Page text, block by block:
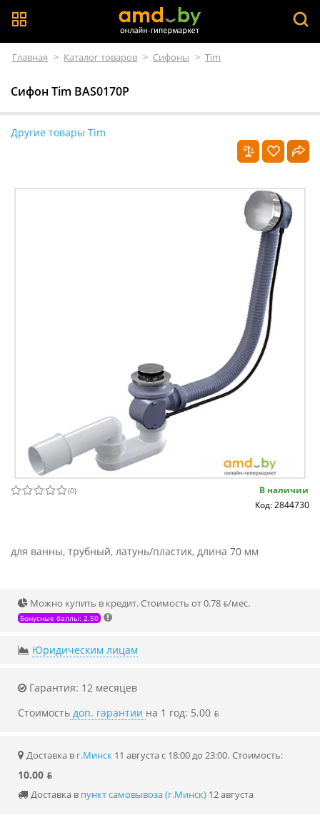
Главная > Каталог товаров > Сифоны > Tim
Сифон Tim BAS0170P
Другие товары Tim
(0)
В наличии
Код: 2844730
для ванны, трубный, латунь/пластик, длина 70 мм
Можно купить в кредит. Стоимость от 0.78 ƃ/мec.
Бонусные баллы: 2.50
Юридическим лицам
Гарантия: 12 месяцев
Стоимость доп. гарантии на 1 год: 5.00 ƃ
Доставка в г.Минск 11 августа с 18:00 до 23:00. Стоимость:
10.00 ƃ
Доставка в пункт самовывоза (г.Минск) 12 августа